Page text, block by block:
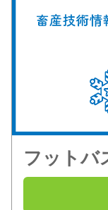
フットバ